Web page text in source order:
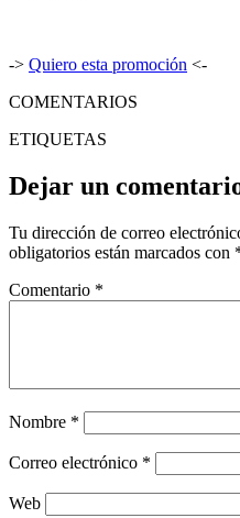
-> Quiero esta promoción <-
COMENTARIOS
ETIQUETAS
Dejar un
Tu dirección de correo
obligatorios están marcados con
Comentario *
Nombre *
Correo electrónico *
Web